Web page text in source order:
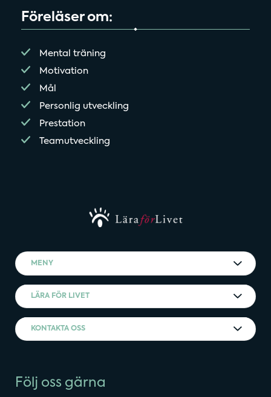
Föreläser om:
Mental träning
Motivation
Mål
Personlig utveckling
Prestation
Teamutveckling
MENY
LÄRA FÖR LIVET
KONTAKTA OSS
Följ oss gärna